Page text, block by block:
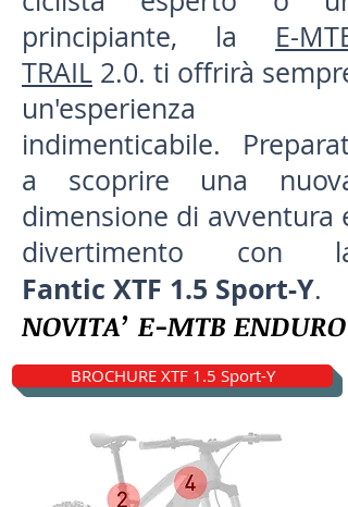
principiante, la E-MTB
TRAIL 2.0. ti offrirà sempre
un'esperienza
indimenticabile. Preparati
a scoprire una nuova
dimensione di avventura e
divertimento con la
Fantic XTF 1.5 Sport-Y.
NOVITA’ E-MTB ENDURO
BROCHURE XTF 1.5 Sport-Y